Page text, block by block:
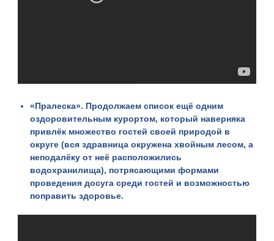
«Пралеска». Продолжаем список ещё одним
оздоровительным курортом, который наверняка
привлёк множество гостей своей природой в
округе (вся здравница окружена хвойным лесом, а
неподалёку от неё расположились
водохранилища), потрясающими формами
проведения досуга среди гостей и возможностью
поправить здоровье.